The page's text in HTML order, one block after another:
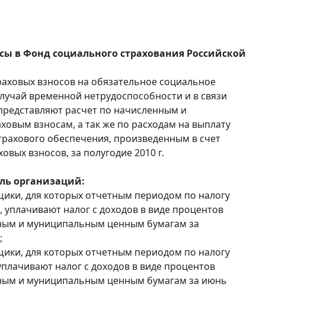
в Фонд социального страхования Российской
взносов на обязательное социальное
временной нетрудоспособности и в связи
расчет по начисленным и
взносам, а так же по расходам на выплату
обеспечения, произведенным в счет
взносов, за полугодие 2010 г.
организаций:
для которых отчетным периодом по налогу
уплачивают налог с доходов в виде процентов
и муниципальным ценным бумагам за
для которых отчетным периодом по налогу
налог с доходов в виде процентов
и муниципальным ценным бумагам за июнь